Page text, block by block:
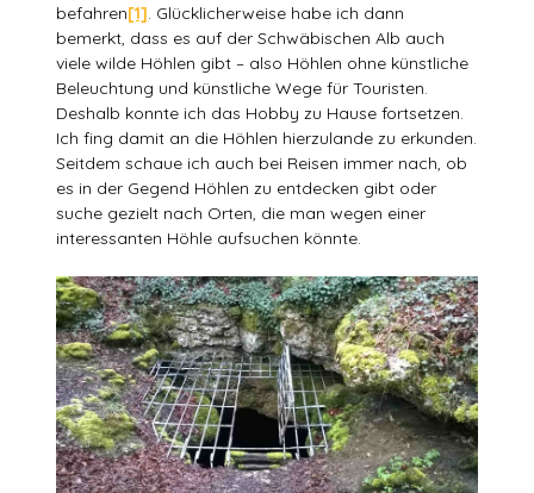
befahren[1]. Glücklicherweise habe ich dann
bemerkt, dass es auf der Schwäbischen Alb auch
viele wilde Höhlen gibt – also Höhlen ohne künstliche
Beleuchtung und künstliche Wege für Touristen.
Deshalb konnte ich das Hobby zu Hause fortsetzen.
Ich fing damit an die Höhlen hierzulande zu erkunden.
Seitdem schaue ich auch bei Reisen immer nach, ob
es in der Gegend Höhlen zu entdecken gibt oder
suche gezielt nach Orten, die man wegen einer
interessanten Höhle aufsuchen könnte.